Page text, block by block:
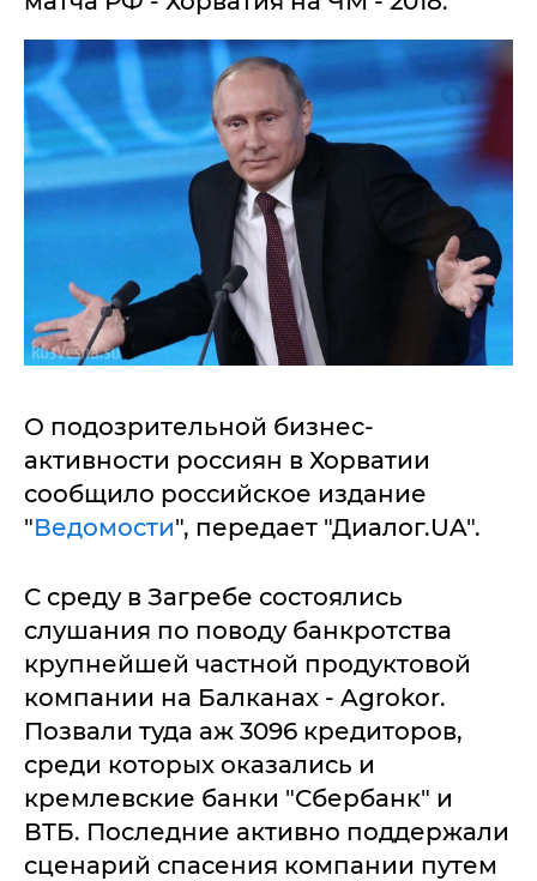
О подозрительной бизнес-
активности россиян в Хорватии
сообщило российское издание
"Ведомости", передает "Диалог.UA".
С среду в Загребе состоялись
слушания по поводу банкротства
крупнейшей частной продуктовой
компании на Балканах - Agrokor.
Позвали туда аж 3096 кредиторов,
среди которых оказались и
кремлевские банки "Сбербанк" и
ВТБ. Последние активно поддержали
сценарий спасения компании путем